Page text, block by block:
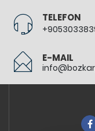
TELEFON
E-MAIL